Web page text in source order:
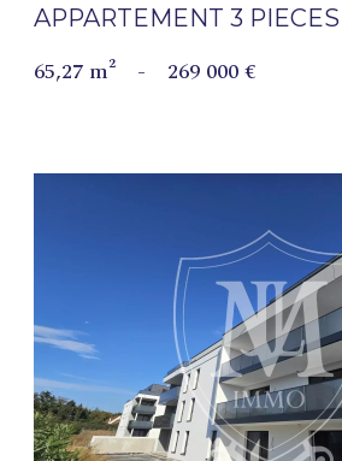
APPARTEMENT 3 PIECES
65,27 m² - 269 000 €
VOIR LE BIEN